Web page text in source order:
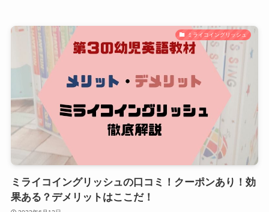
ミライコイングリッシュ
ミライコイングリッシュの口コミ！クーポンあり！効
果ある？デメリットはここだ！